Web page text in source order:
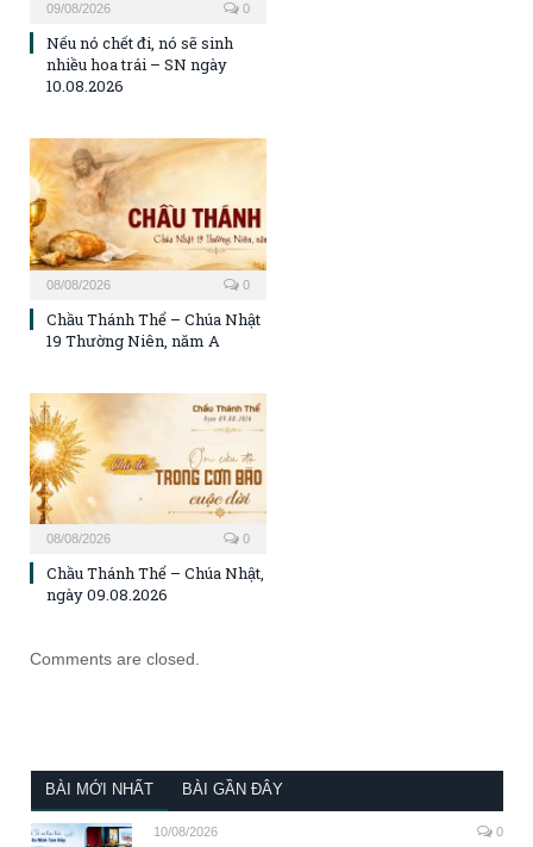
09/08/2026 0
Nếu nó chết đi, nó sẽ sinh
nhiều hoa trái – SN ngày
10.08.2026
08/08/2026 0
Chầu Thánh Thể – Chúa Nhật
19 Thường Niên, năm A
08/08/2026 0
Chầu Thánh Thể – Chúa Nhật,
ngày 09.08.2026
Comments are closed.
BÀI MỚI NHẤT BÀI GẦN ĐÂY
10/08/2026 0